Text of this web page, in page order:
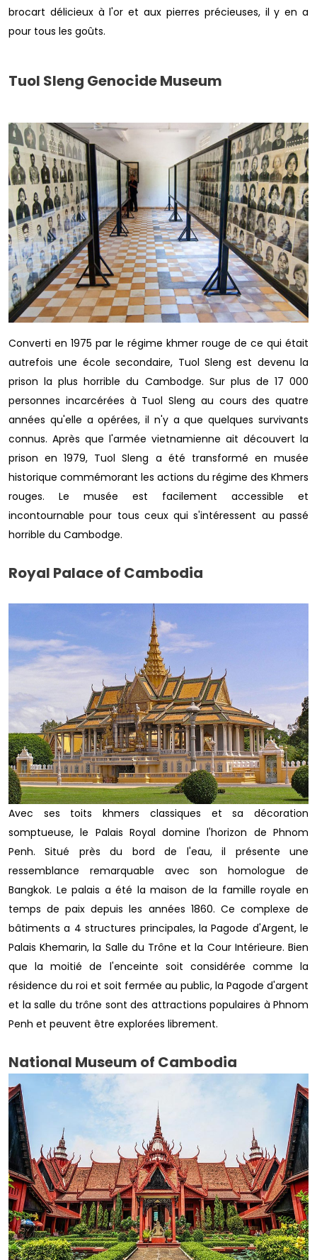
brocart délicieux à l'or et aux pierres précieuses, il y en a
pour tous les goûts.
Tuol Sleng Genocide Museum
Converti en 1975 par le régime khmer rouge de ce qui était
autrefois une école secondaire, Tuol Sleng est devenu la
prison la plus horrible du Cambodge. Sur plus de 17 000
personnes incarcérées à Tuol Sleng au cours des quatre
années qu'elle a opérées, il n'y a que quelques survivants
connus. Après que l'armée vietnamienne ait découvert la
prison en 1979, Tuol Sleng a été transformé en musée
historique commémorant les actions du régime des Khmers
rouges. Le musée est facilement accessible et
incontournable pour tous ceux qui s'intéressent au passé
horrible du Cambodge.
Royal Palace of Cambodia
Avec ses toits khmers classiques et sa décoration
somptueuse, le Palais Royal domine l'horizon de Phnom
Penh. Situé près du bord de l'eau, il présente une
ressemblance remarquable avec son homologue de
Bangkok. Le palais a été la maison de la famille royale en
temps de paix depuis les années 1860. Ce complexe de
bâtiments a 4 structures principales, la Pagode d'Argent, le
Palais Khemarin, la Salle du Trône et la Cour Intérieure. Bien
que la moitié de l'enceinte soit considérée comme la
résidence du roi et soit fermée au public, la Pagode d'argent
et la salle du trône sont des attractions populaires à Phnom
Penh et peuvent être explorées librement.
National Museum of Cambodia